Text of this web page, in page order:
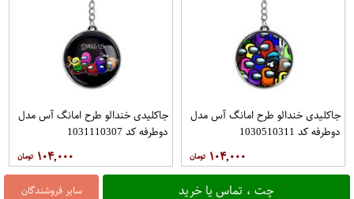
سایر فروشندگان چت ، تماس یا خرید
جاکلیدی خندالو طرح امانگ آس مدل
دوطرفه کد 1030510311
۱۰۴,۰۰۰
جاکلیدی خندالو طرح امانگ آس مدل
دوطرفه کد 1031110307
۱۰۴,۰۰۰